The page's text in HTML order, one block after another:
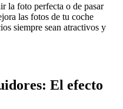
la foto perfecta o de pasar
las fotos de tu coche
siempre sean atractivos y
El efecto